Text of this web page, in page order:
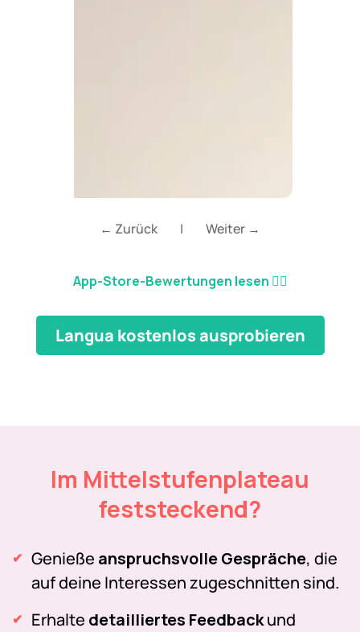
← Zurück | Weiter →
App-Store-Bewertungen lesen 👈🏼
Langua kostenlos ausprobieren
Im Mittelstufenplateau
feststeckend?
Genieße anspruchsvolle Gespräche, die
auf deine Interessen zugeschnitten sind.
Erhalte detailliertes Feedbackund